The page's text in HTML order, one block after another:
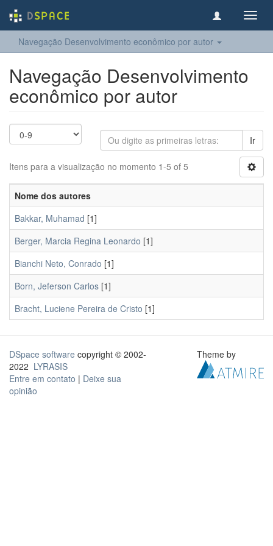
Navegação Desenvolvimento econômico por autor
Navegação Desenvolvimento
econômico por autor
Ir
Itens para a visualização no momento 1-5 of 5
Nome dos autores
Bakkar, Muhamad [1]
Berger, Marcia Regina Leonardo [1]
Bianchi Neto, Conrado [1]
Born, Jeferson Carlos [1]
Bracht, Luciene Pereira de Cristo [1]
DSpace software copyright © 2002-
2022 LYRASIS
Entre em contato | Deixe sua
opinião
Theme by